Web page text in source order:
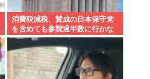
消費税減税、賛成の日本保守党
を含めても参院過半数に行かな
い模様 野党は一斉に批判し神谷
「天下の愚策」 おや、チみ？